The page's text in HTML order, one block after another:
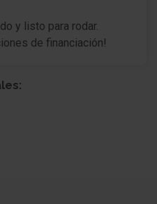
y listo para rodar.
de financiación!